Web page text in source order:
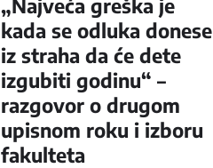
„Najveća greška je
kada se odluka donese
iz straha da će dete
izgubiti godinu“ –
razgovor o drugom
upisnom roku i izboru
fakulteta